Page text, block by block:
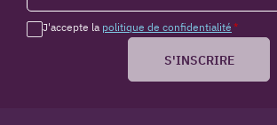
J'accepte la politique de confidentialité *
S'INSCRIRE